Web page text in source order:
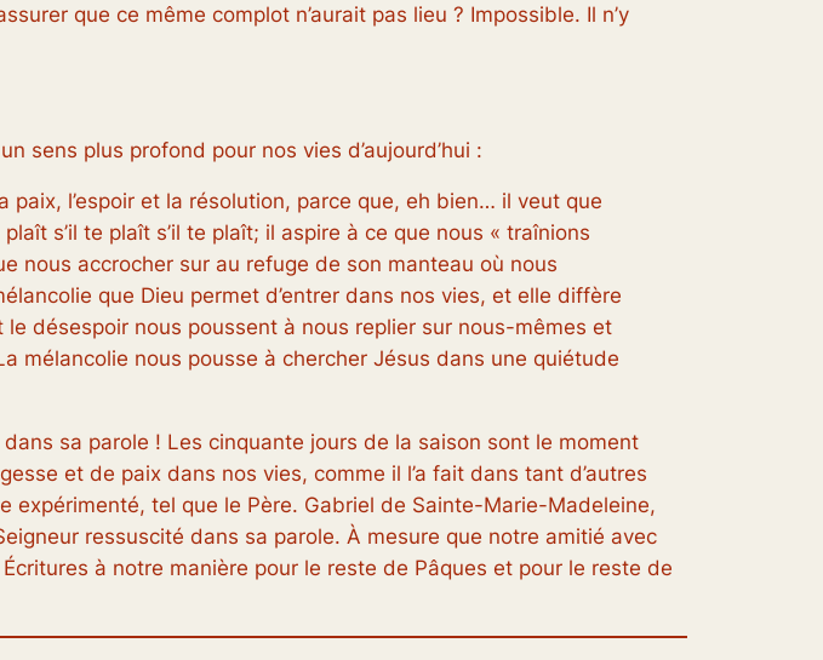
que ce même complot n’aurait pas lieu ? Impossible. Il n’y
sens plus profond pour nos vies d’aujourd’hui :
l’espoir et la résolution, parce que, eh bien… il veut que
plaît s’il te plaît s’il te plaît; il aspire à ce que nous « traînions
nous accrocher sur au refuge de son manteau où nous
que Dieu permet d’entrer dans nos vies, et elle diffère
désespoir nous poussent à nous replier sur nous-mêmes et
mélancolie nous pousse à chercher Jésus dans une quiétude
sa parole ! Les cinquante jours de la saison sont le moment
et de paix dans nos vies, comme il l’a fait dans tant d’autres
expérimenté, tel que le Père. Gabriel de Sainte-Marie-Madeleine,
ressuscité dans sa parole. À mesure que notre amitié avec
à notre manière pour le reste de Pâques et pour le reste de